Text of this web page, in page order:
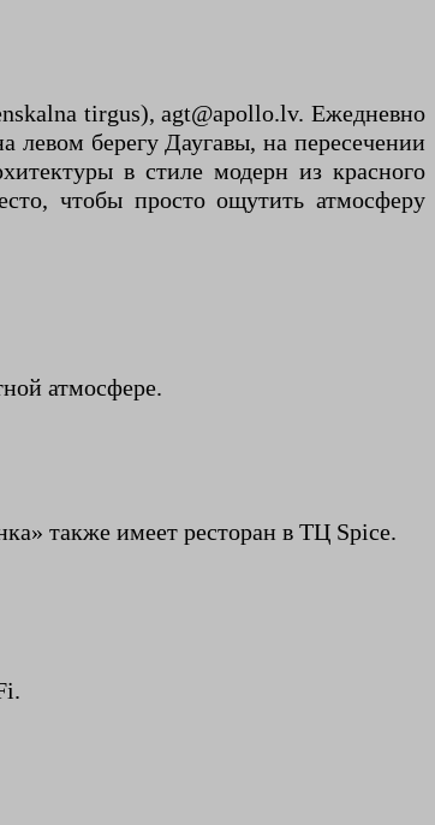
tirgus), agt@apollo.lv. Ежедневно
берегу Даугавы, на пересечении
в стиле модерн из красного
чтобы просто ощутить атмосферу
атмосфере.
также имеет ресторан в ТЦ Spice.